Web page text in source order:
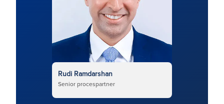
Rudi Ramdarshan
Senior procespartner